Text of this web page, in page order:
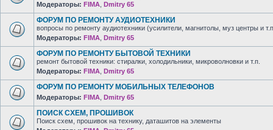
Модераторы: FIMA Dmitry 65
ФОРУМ ПО РЕМОНТУ АУДИОТЕХНИКИ
вопросы по ремонту аудиотехники (усилители, магнитолы, муз центры и
Модераторы: FIMA Dmitry 65
ФОРУМ ПО РЕМОНТУ БЫТОВОЙ ТЕХНИКИ
ремонт бытовой техники: стиралки, холодильники, микроволновки и т.п.
Модераторы: FIMA Dmitry 65
ФОРУМ ПО РЕМОНТУ МОБИЛЬНЫХ ТЕЛЕФОНОВ
Модераторы: FIMA Dmitry 65
ПОИСК СХЕМ, ПРОШИВОК
Поиск схем, прошивок на технику, даташитов на элементы